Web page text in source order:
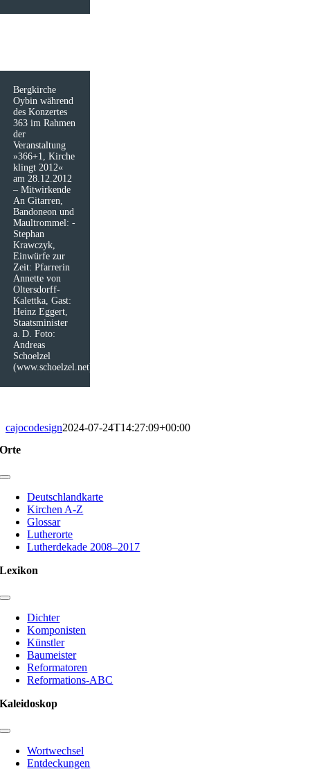
Bergkirche
Oybin während
des Konzertes
363 im Rahmen
der
Veranstaltung
»366+1, Kirche
klingt 2012«
am 28.12.2012
– Mitwirkende
An Gitarren,
Bandoneon und
Maultrommel: ­
Stephan
Krawczyk,
Einwürfe zur
Zeit: Pfarrerin
Annette von
Oltersdorff-
Kalettka, Gast:
Heinz Eggert,
Staatsminister
a. D. Foto:
Andreas
Schoelzel
(www.schoelzel.net)
cajocodesign2024-07-24T14:27:09+00:00
Orte
Toggle
NavigationDeutschlandkarte
Kirchen A-Z
Glossar
Lutherorte
Lutherdekade 2008–2017
Lexikon
Toggle
Navigation
Dichter
Komponisten
Künstler
Baumeister
Reformatoren
Reformations-ABC
Kaleidoskop
Toggle
NavigationWortwechsel
Entdeckungen